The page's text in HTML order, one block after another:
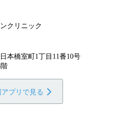
クリニック
本橋室町1丁目11番10号
プリで見る